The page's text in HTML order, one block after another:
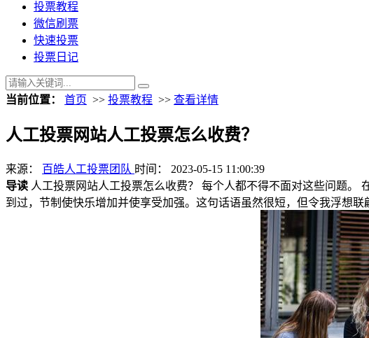
投票教程
微信刷票
快速投票
投票日记
当前位置： 首页 >> 投票教程 >> 查看详情
人工投票网站人工投票怎么收费？
来源： 百皓人工投票团队 时间： 2023-05-15 11:00:39
导读 人工投票网站人工投票怎么收费？ 每个人都不得不面对这些问题。
到过，节制使快乐增加并使享受加强。这句话语虽然很短，但令我浮想联